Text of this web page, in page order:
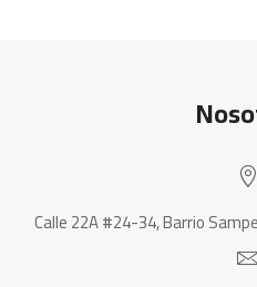
Calle 22A #24-34, Barrio